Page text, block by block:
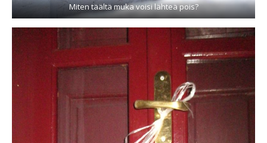
Miten täältä muka voisi lähteä pois?